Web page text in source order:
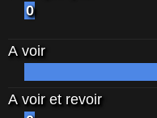
0
A voir
A voir et revoir